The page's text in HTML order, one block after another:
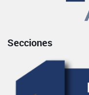
Secciones